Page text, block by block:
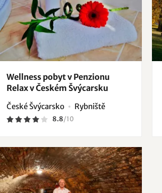
Wellness pobyt v Penzionu
Relax v Českém Švýcarsku
České Švýcarsko Rybniště
8.8/10